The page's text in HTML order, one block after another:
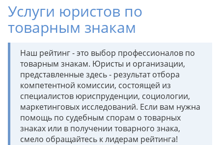
Услуги юристов по
товарным знакам
Наш рейтинг - это выбор профессионалов по
товарным знакам. Юристы и организации,
представленные здесь - результат отбора
компетентной комиссии, состоящей из
специалистов юриспруденции, социологии,
маркетинговых исследований. Если вам нужна
помощь по судебным спорам о товарных
знаках или в получении товарного знака,
смело обращайтесь к лидерам рейтинга!